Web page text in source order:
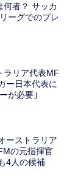
何者？ サッカ
ーグでのプレ
ラリア代表MF
ー日本代表に
が必要｣
ーストラリア
の元指揮官
4人の候補